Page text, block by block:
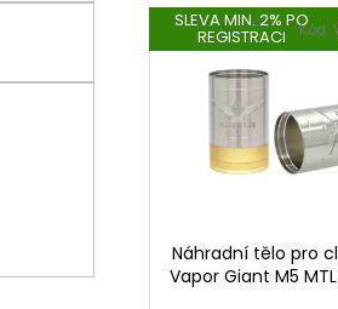
í
SLEVA MIN. 2% PO
REGISTRACI
Náhradní tělo pro
Vapor Giant M5
Kód: